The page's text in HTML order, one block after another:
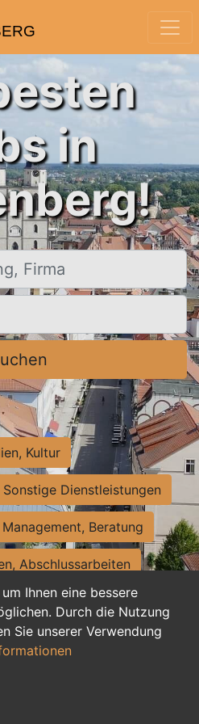
Ihnen eine bessere
Durch die Nutzung
Sie unserer Verwendung
in
Kultur
Sonstige Dienstleistungen
Management, Beratung
Abschlussarbeiten
Sekretariat
Nebenjobs
duale Ausbildung